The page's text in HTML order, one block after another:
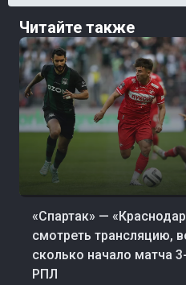
Читайте также
«Спартак» —
смотреть трансляцию,
сколько начало матча
РПЛ